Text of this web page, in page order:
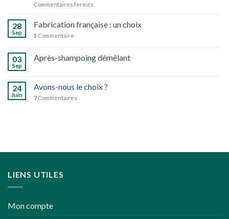
Commentaires fermés
pour
des
fin
plus
28
Sep
Fabrication française : un choix
1 Commentaire
03
Sep
Après-shampoing démêlant
24
Juin
Avons-nous le choix ?
7Commentaires
LIENS UTILES
Mon compte